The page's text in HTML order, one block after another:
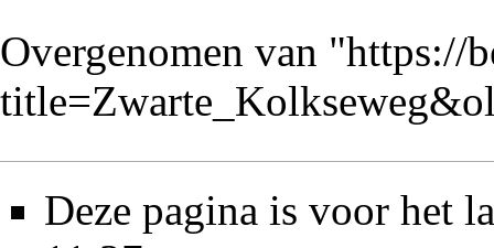
Overgenomen van "https://
Deze pagina is voor het